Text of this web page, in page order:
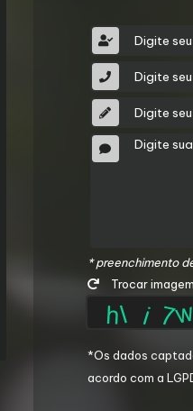
* preenchimento
Trocar imagem
*Os dados
acordo com a